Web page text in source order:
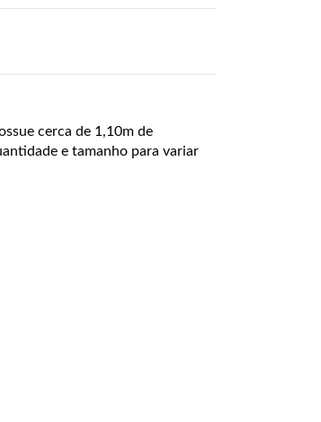
cerca de 1,10m de
e tamanho para variar